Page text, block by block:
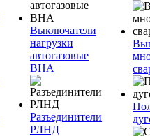
Выключатели
нагрузки
автогазовые
ВНА
Разъединители
РЛНД